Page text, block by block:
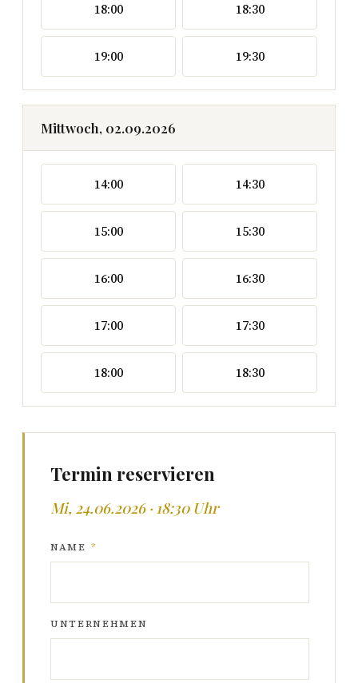
18:00 18:30
19:00 19:30
Mittwoch, 02.09.2026
14:00 14:30
15:00 15:30
16:00 16:30
17:00 17:30
18:00 18:30
Termin reservieren
Mi, 24.06.2026 · 18:30 Uhr
NAME *
UNTERNEHMEN